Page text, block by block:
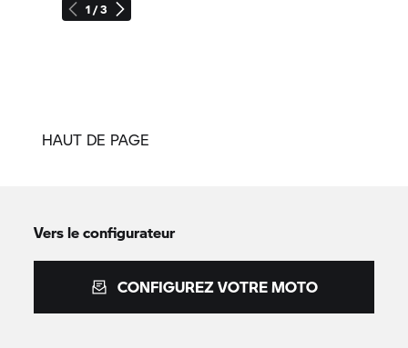
1 / 3
HAUT DE PAGE
Vers le configurateur
CONFIGUREZ VOTRE MOTO